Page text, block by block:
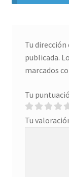
Tu
publicada.
marcados
Tu
Tu